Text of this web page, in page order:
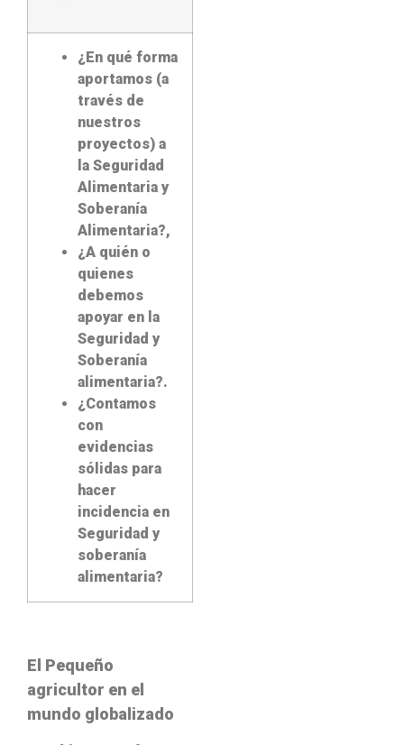
¿En qué forma
aportamos (a
través de
nuestros
proyectos) a
la Seguridad
Alimentaria y
Soberanía
Alimentaria?,
¿A quién o
quienes
debemos
apoyar en la
Seguridad y
Soberanía
alimentaria?.
¿Contamos
con
evidencias
sólidas para
hacer
incidencia en
Seguridad y
soberanía
alimentaria?
El Pequeño
agricultor en el
mundo globalizado